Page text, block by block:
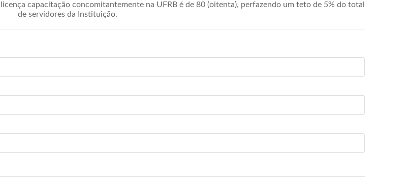
capacitação concomitantemente na UFRB é de 80 (oitenta), perfazendo um teto de 5% do total
de servidores da Instituição.